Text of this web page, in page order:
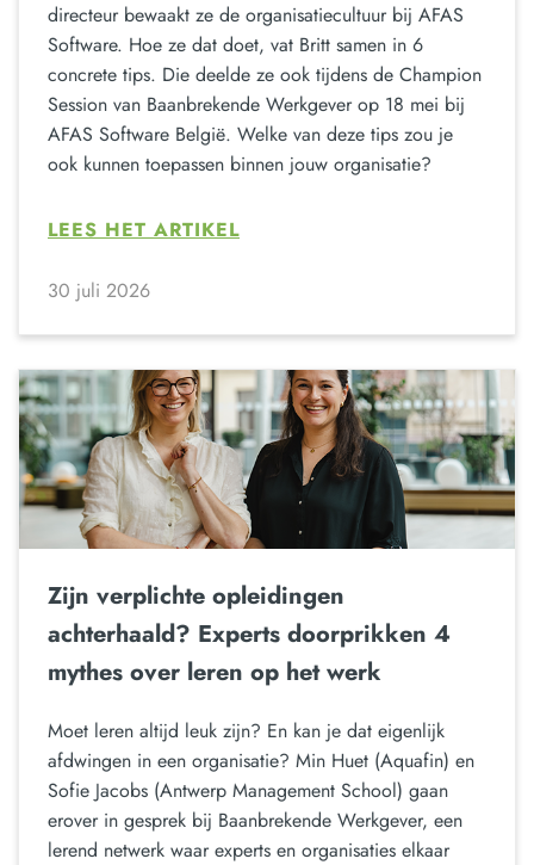
directeur bewaakt ze de organisatiecultuur bij AFAS
Software. Hoe ze dat doet, vat Britt samen in 6
concrete tips. Die deelde ze ook tijdens de Champion
Session van Baanbrekende Werkgever op 18 mei bij
AFAS Software België. Welke van deze tips zou je
ook kunnen toepassen binnen jouw organisatie?
LEES HET ARTIKEL
30 juli 2026
Zijn verplichte opleidingen
achterhaald? Experts doorprikken 4
mythes over leren op het werk
Moet leren altijd leuk zijn? En kan je dat eigenlijk
afdwingen in een organisatie? Min Huet (Aquafin) en
Sofie Jacobs (Antwerp Management School) gaan
erover in gesprek bij Baanbrekende Werkgever, een
lerend netwerk waar experts en organisaties elkaar